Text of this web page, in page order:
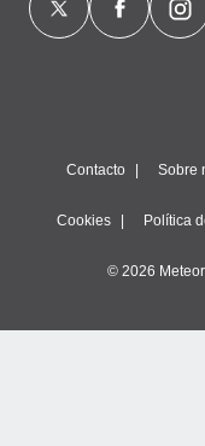
Contacto Sobre
Cookies Política
© 2026